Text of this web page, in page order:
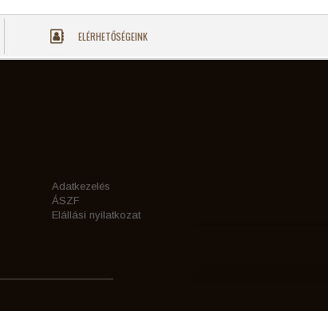
ELÉRHETŐSÉGEINK
Adatkezelés
ÁSZF
Elállási nyilatkozat